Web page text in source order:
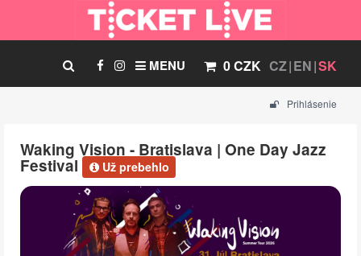
CZ EN SK
0 CZK
MENU
Prihlásenie
Waking Vision - Bratislava | One Day Jazz
Festival Už prebehlo